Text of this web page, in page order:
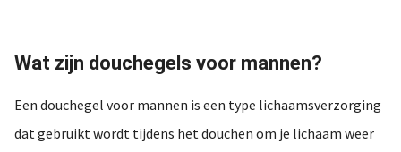
Wat zijn douchegels voor mannen?
Een douchegel voor mannen is een type lichaamsverzorging
dat gebruikt wordt tijdens het douchen om je lichaam weer